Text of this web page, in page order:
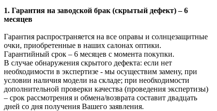
1. Гарантия на заводской брак (скрытый дефект) – 6
месяцев
Гарантия распространяется на все оправы и солнцезащитные
очки, приобретенные в наших салонах оптики.
Гарантийный срок – 6 месяцев с момента покупки.
В случае обнаружения скрытого дефекта: если нет
необходимости в экспертизе - мы осуществим замену, при
условии наличия модели на складе; при необходимости
дополнительной проверки качества (проведения экспертизы)
– срок рассмотрения и обмена/возврата составит двадцать
дней со дня получения Вашего заявления.